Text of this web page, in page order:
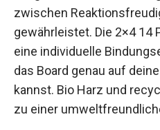
zwischen
gewährleistet. Die 2×4 14
eine individuelle
das Board genau auf
anpassen kannst. Bio
Stahlkanten tragen zu